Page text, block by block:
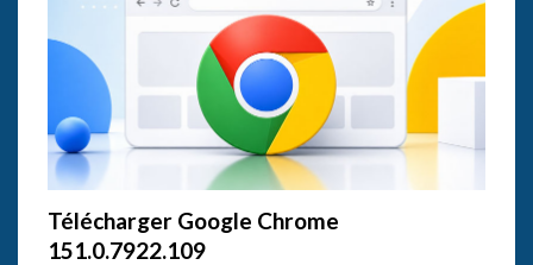
Télécharger Google Chrome
151.0.7922.109